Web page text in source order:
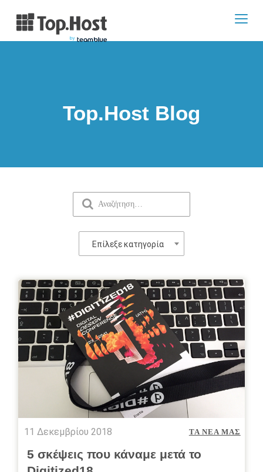
Top.Host Blog
Επίλεξε κατηγορία
11 Δεκεμβρίου 2018 ΤΑ ΝΈΑ ΜΑΣ
5 σκέψεις που κάναμε μετά το